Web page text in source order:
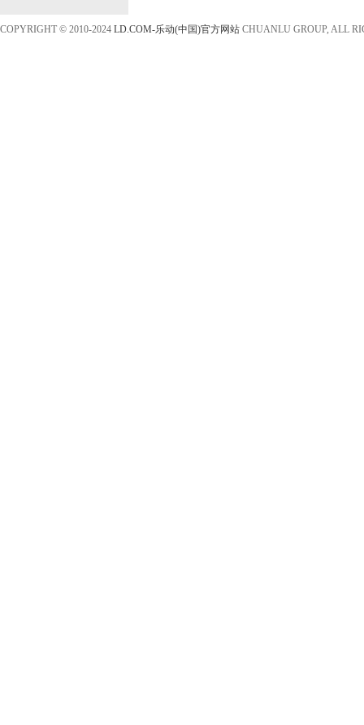
COPYRIGHT © 2010-2024 LD.COM-乐动(中国)官方网站 CHUANLU GROUP, ALL